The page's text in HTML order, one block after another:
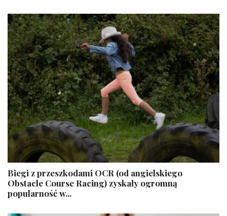
Biegi z przeszkodami OCR (od angielskiego
Obstacle Course Racing) zyskały ogromną
popularność w...